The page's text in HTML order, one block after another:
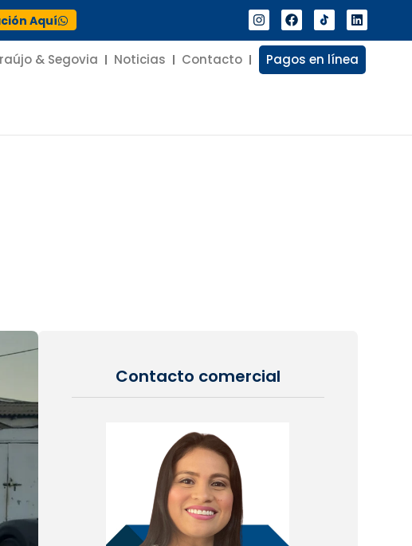
Aquí
& Segovia Noticias Contacto Pagos en línea
Contacto comercial